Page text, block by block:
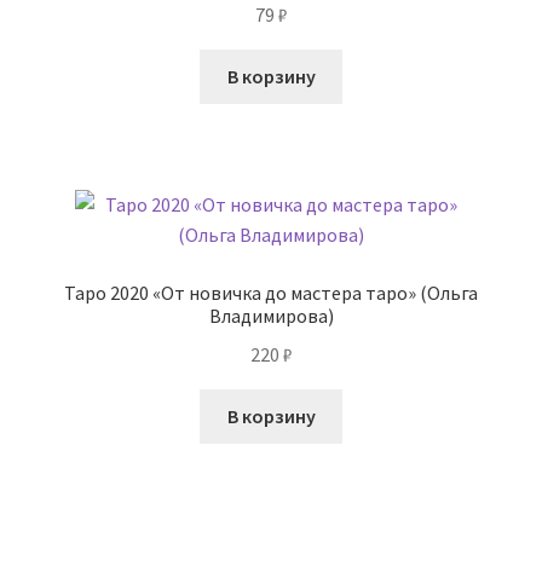
79 ₽
В корзину
Таро 2020 «От новичка до мастера таро» (Ольга
Владимирова)
220 ₽
В корзину